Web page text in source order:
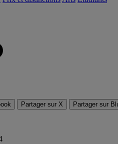
Partager sur X Partager sur